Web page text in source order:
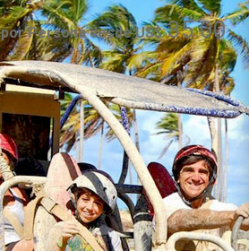
por Persona desde US$35.00